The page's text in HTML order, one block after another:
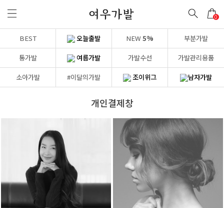
0
BEST 오늘출발 NEW 5% 부분가발
통가발 여름가발 가발수선 가발관리용품
소아가발 #이달의가발 조이위그 남자가발
개인결제창